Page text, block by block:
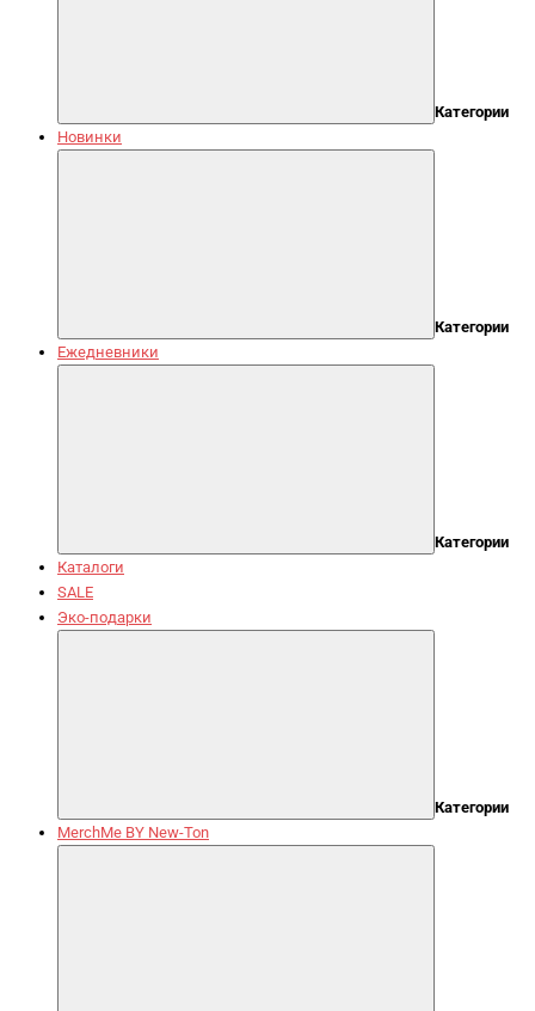
Категории
Новинки
Категории
Ежедневники
Категории
Каталоги
SALE
Эко-подарки
Категории
MerchMe BY New-Ton